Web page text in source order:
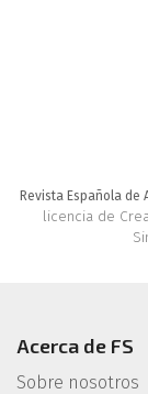
Revista Española
licencia de
Acerca de FS
Sobre nosotros